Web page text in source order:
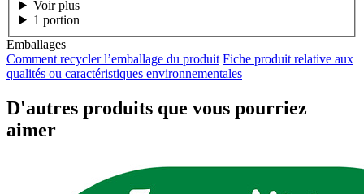
Voir plus
1 portion
Emballages
Comment recycler l’emballage du produit Fiche produit relative aux
qualités ou caractéristiques environnementales
D'autres produits que vous pourriez
aimer